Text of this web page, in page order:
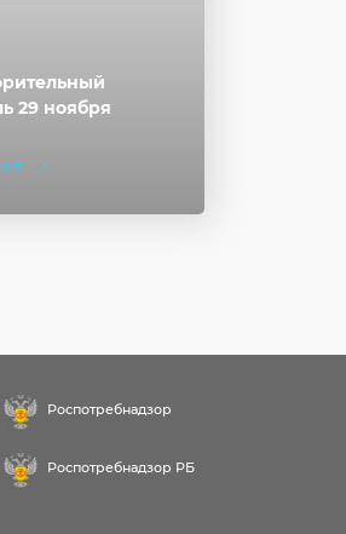
29 ноября
Роспотребнадзор
Роспотребнадзор РБ